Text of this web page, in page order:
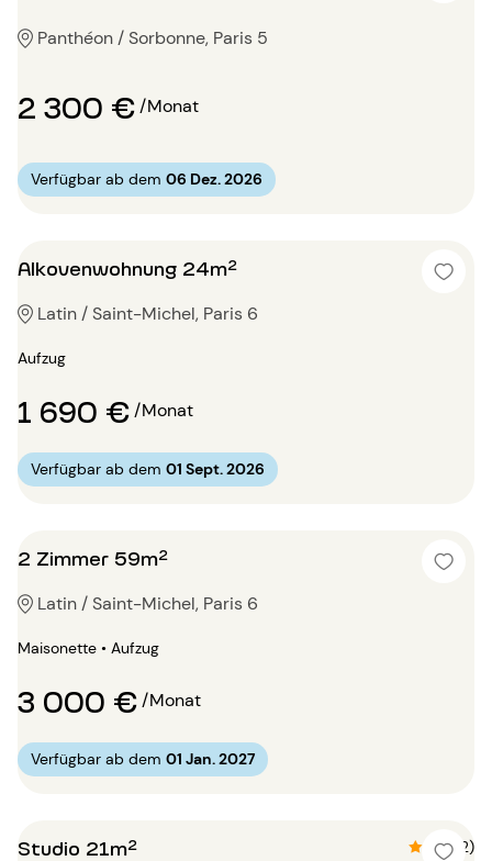
Panthéon / Sorbonne, Paris 5
2 300 €/Monat
Verfügbar ab dem 06 Dez. 2026
Alkovenwohnung 24m²
Latin / Saint-Michel, Paris 6
Aufzug
1 690 €/Monat
Verfügbar ab dem 01 Sept. 2026
2 Zimmer 59m²
Latin / Saint-Michel, Paris 6
Maisonette • Aufzug
3 000 €/Monat
Verfügbar ab dem 01 Jan. 2027
Studio 21m² 4.5 (2)